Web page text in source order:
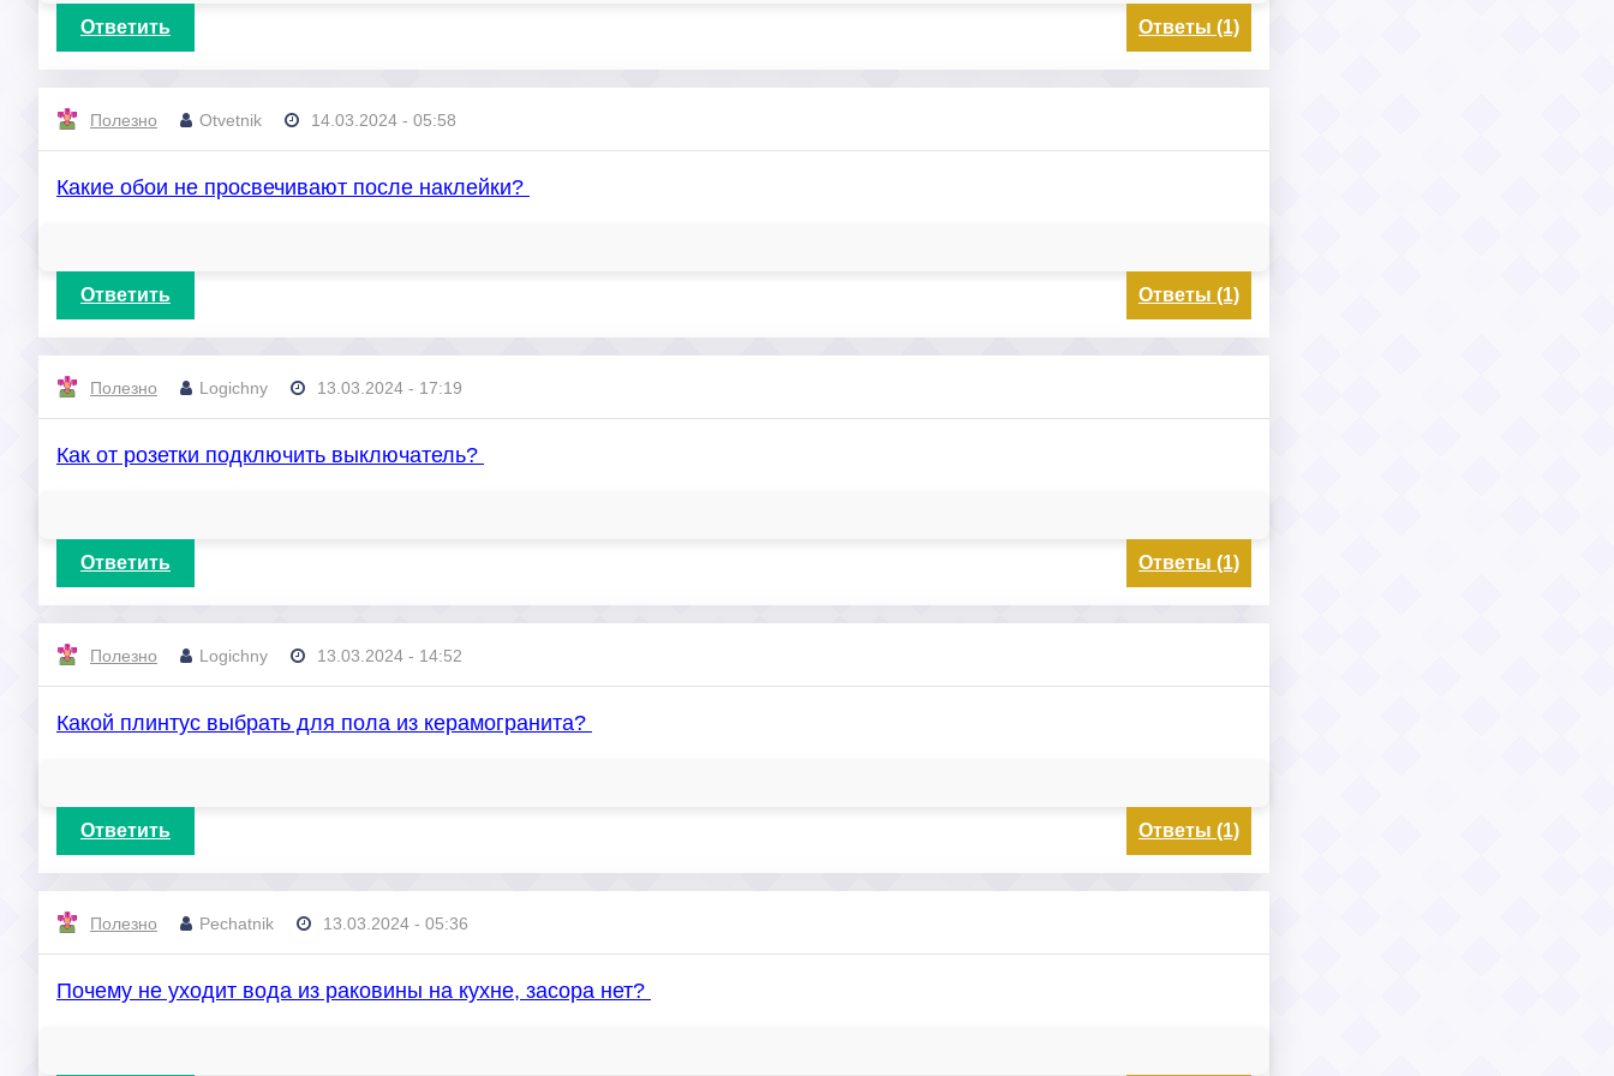
Ответить Ответы (1)
Полезно Otvetnik 14.03.2024 - 05:58
Какие обои не просвечивают после наклейки?
Ответить Ответы (1)
Полезно Logichny 13.03.2024 - 17:19
Как от розетки подключить выключатель?
Ответить Ответы (1)
Полезно Logichny 13.03.2024 - 14:52
Какой плинтус выбрать для пола из керамогранита?
Ответить Ответы (1)
Полезно Pechatnik 13.03.2024 - 05:36
Почему не уходит вода из раковины на кухне, засора нет?